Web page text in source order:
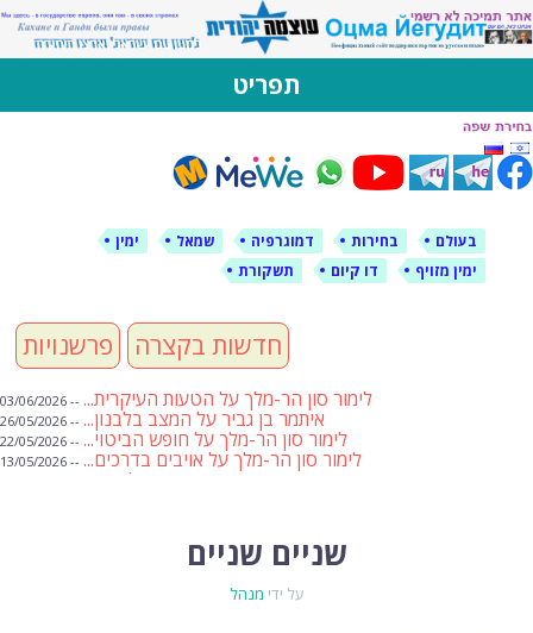
לימין עוצמה יהודית
אתר תמיכה ברוסית ובעברית
תפריט
דילוג
לתוכן
בעולם בחירות דמוגרפיה שמאל
ימין
ימין מזויף
דו קיום תשקורת
פרשנויות חדשות בקצרה
לימור סון הר-מלך על הטעות העיקרית... -- 03/06/2026
איתמר בן גביר על המצב בלבנון... -- 26/05/2026
לימור סון הר-מלך על חופש הביטוי... -- 22/05/2026
לימור סון הר-מלך על אויבים בדרכים... -- 13/05/2026
שבועת אמונים לדעאש
לימור סון הר-מלך על חוק...
מיכאל בן ארי על פרשת הת...
השר בן גביר במקום נפילת הטיל....
שניים שניים
על ידי מנהל